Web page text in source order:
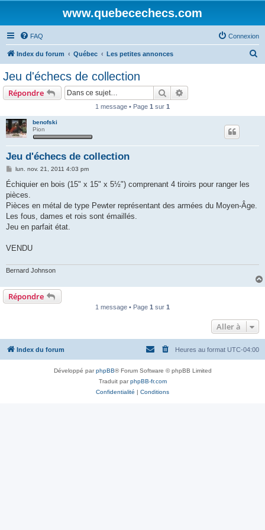
www.quebecechecs.com
FAQ Connexion
Index du forum Québec Les petites annonces
Jeu d'échecs de collection
Répondre Rechercher
1 message • Page 1 sur 1
benofski
Pion
Jeu d'échecs de collection
M
s
a
g
lun. nov. 21, 2011 4:03 pm
Échiquier en bois (15" x 15" x 5½") comprenant 4 tiroirs pour ranger les
pièces.
Pièces en métal de type Pewter représentant des armées du Moyen-Âge.
Les fous, dames et rois sont émaillés.
Jeu en parfait état.
VENDU
Bernard Johnson
Répondre
1 message • Page 1 sur 1
Aller à
Index du forum Heures au format UTC-04:00
Développé parphpBB® Forum Software © phpBB Limited
Traduit parphpBB-fr.com
Confidentialité | Conditions